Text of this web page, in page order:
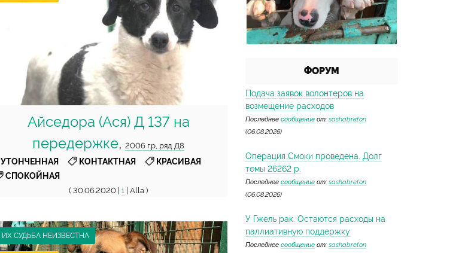
Айседора (Ася) Д 137 на
передержке,2006 г.р, ряд Д8
УТОНЧЕННАЯ, КОНТАКТНАЯ, КРАСИВАЯ,
СПОКОЙНАЯ
( 30.06.2020 |1 | Alla )
ИХ СУДЬБА НЕИЗВЕСТНА
ФОРУМ
Подача заявок волонтеров на
возмещение расходов
Последнее сообщение от: sashabreton
(06.08.2026)
Операция Смоки проведена. Долг
темы 26262 р.
Последнее сообщение от: sashabreton
(06.08.2026)
У Гжель рак. Остаются расходы на
паллиативную поддержку
Последнее сообщение от: sashabreton